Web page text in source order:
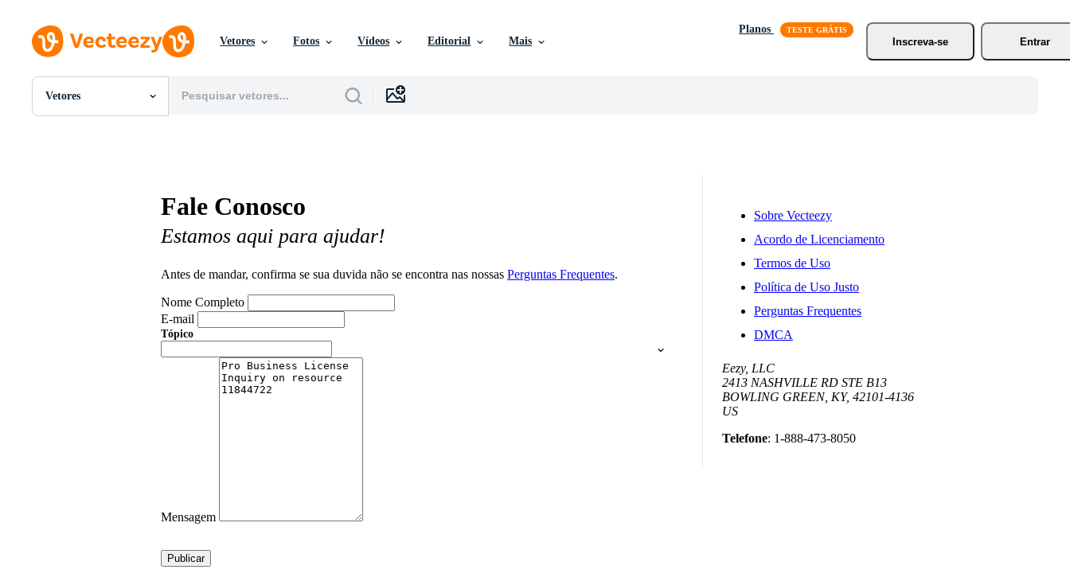
Vetores Fotos Vídeos Editorial Mais
Planos
Inscreva-se
Entrar
Vetores
Todas Imagens
Fale Conosco
Estamos aqui para ajudar!
Antes de mandar, confirma se sua duvida não se encontra nas nossas Perguntas Frequentes.
Nome Completo
E-mail
Tópico
Mensagem
Publicar
Sobre Vecteezy
Acordo de Licenciamento
Termos de Uso
Política de Uso Justo
Perguntas Frequentes
DMCA
Eezy, LLC
2413 NASHVILLE RD STE B13
BOWLING GREEN, KY, 42101-4136
US
Telefone: 1-888-473-8050